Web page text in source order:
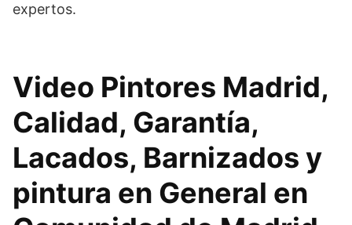
expertos.
Video Pintores Madrid,
Calidad, Garantía,
Lacados, Barnizados y
pintura en General en